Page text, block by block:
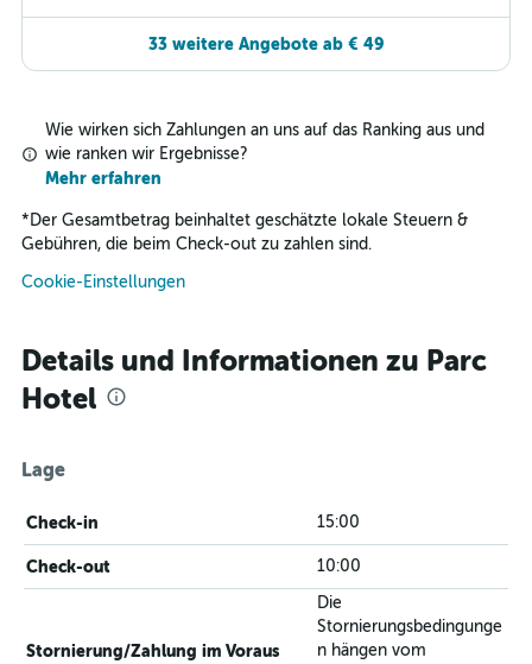
33 weitere Angebote ab € 49
Wie wirken sich Zahlungen an uns auf das Ranking aus und
wie ranken wir Ergebnisse?
Mehr erfahren
* Der Gesamtbetrag beinhaltet geschätzte lokale Steuern &
Gebühren, die beim Check-out zu zahlen sind.
Cookie-Einstellungen
Details und Informationen zu Parc
Hotel
Lage
Check-in 15:00
Check-out 10:00
Stornierung/Zahlung im Voraus
Die
Stornierungsbedingunge
n hängen vom